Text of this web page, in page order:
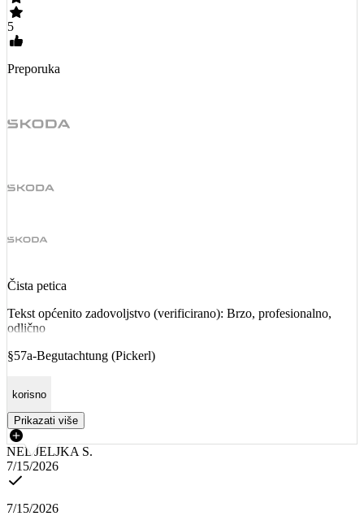
5
Preporuka
Čista petica
Tekst općenito zadovoljstvo (verificirano): Brzo, profesionalno,
odlično
§57a-Begutachtung (Pickerl)
korisno
Prikazati više
NEDJELJKA S.
7/15/2026
7/15/2026